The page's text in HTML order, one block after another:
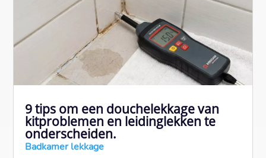
9 tips om een douchelekkage van
kitproblemen en leidinglekken te
onderscheiden.
Badkamer lekkage